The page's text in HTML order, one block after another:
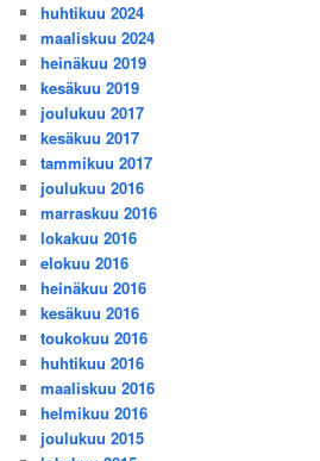
huhtikuu 2024
maaliskuu 2024
heinäkuu 2019
kesäkuu 2019
joulukuu 2017
kesäkuu 2017
tammikuu 2017
joulukuu 2016
marraskuu 2016
lokakuu 2016
elokuu 2016
heinäkuu 2016
kesäkuu 2016
toukokuu 2016
huhtikuu 2016
maaliskuu 2016
helmikuu 2016
joulukuu 2015